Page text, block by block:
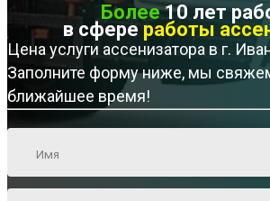
Более10 лет
в сфере работы
Цена услуги ассенизатора в г.
Заполните форму ниже, мы
ближайшее время!